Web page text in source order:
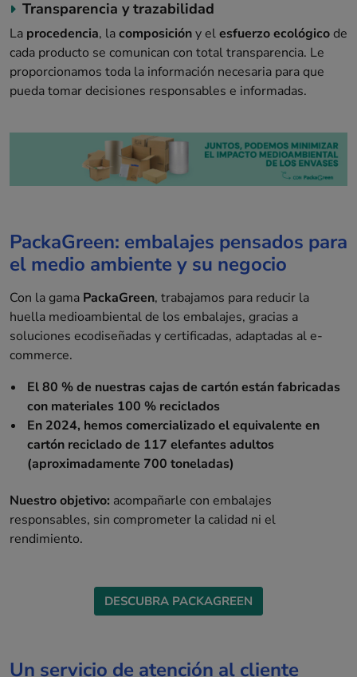
Transparencia y trazabilidad
La procedencia, lacomposicióny elesfuerzo ecológicode
cada producto se comunican con total transparencia. Le
proporcionamos toda la información necesaria para que
pueda tomar decisiones responsables e informadas.
PackaGreen: embalajes pensados para
el medio ambiente y su negocio
Con la gama PackaGreen, trabajamos para reducir la
huella medioambiental de los embalajes, gracias a
soluciones ecodiseñadas y certificadas, adaptadas al e-
commerce.
El 80 % de nuestras cajas de cartón están fabricadas
con materiales 100 % reciclados
En 2024, hemos comercializado el equivalente en
cartón reciclado de 117 elefantes adultos
(aproximadamente 700 toneladas)
Nuestro objetivo: acompañarle con embalajes
responsables, sin comprometer la calidad ni el
rendimiento.
DESCUBRA PACKAGREEN
Un servicio de atención al cliente